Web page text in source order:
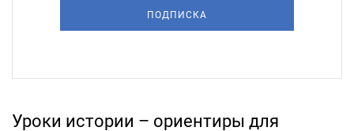
ПОДПИСКА
Уроки истории – ориентиры для